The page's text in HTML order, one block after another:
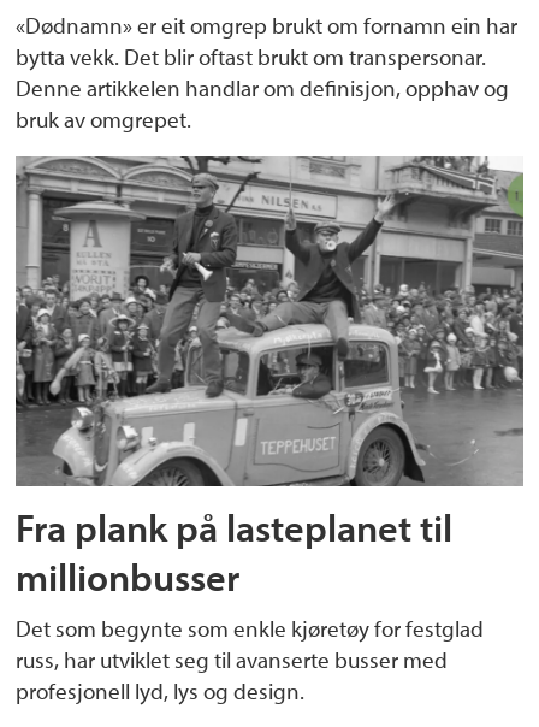
«Dødnamn» er eit omgrep brukt om fornamn ein har
bytta vekk. Det blir oftast brukt om transpersonar.
Denne artikkelen handlar om definisjon, opphav og
bruk av omgrepet.
Fra plank på lasteplanet til
millionbusser
Det som begynte som enkle kjøretøy for festglad
russ, har utviklet seg til avanserte busser med
profesjonell lyd, lys og design.